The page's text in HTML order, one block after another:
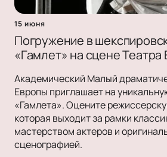
15 июня
Погружение в
«Гамлет» на сцене Театра
Академический Малый
Европы приглашает на
«Гамлета». Оцените
которая выходит за рамки
мастерством актеров и
сценографией.